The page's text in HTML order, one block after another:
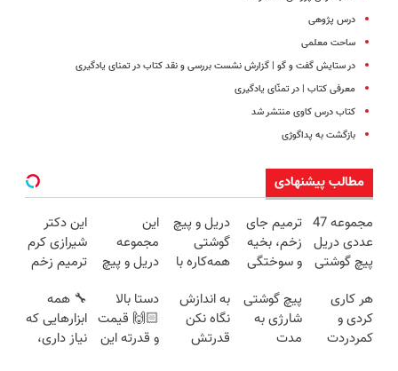
درس‌ پژوهی
ساحت معلمی
در ستایش گفت و گو | گزارش نشست بررسی و نقد کتاب در تمنای یادگیری
معرفی کتاب | در تمنّای یادگیری
کتاب درس کاوی منتشر شد
بازگشت به پداگوژی
مطالب پیشنهادی
مجموعه 47
عددی دریل
پیچ گوشتی
(تخفیف به
مدت
محدود)
ترمیم جای
زخم، بخیه
و سوختگی
هفته!!😍
دریل و پیچ
گوشتی
همه‌کاره با
هوشمند ⚙️
(نصف
قیمت بازار
این
مجموعه
دریل و پیچ
گارانتی و
نصف قیمت
بخر!😉
این دکتر
شیرازی کرم
ترمیم زخم
ساخت!!!
هر کاری
کردی و
کمردردت
پیچ گوشتی
شارژی به
مدت
به اندازش
نگاه نکن
قدرتش
دستا بالا
🙌🏻 قیمت
و قدرته این
🔧 همه
ابزارهایی که
نیاز داری،